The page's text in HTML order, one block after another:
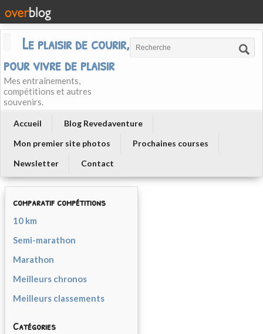
Le plaisir de courir, courir
pour vivre de plaisir
Mes entraînements,
compétitions et autres
souvenirs.
Accueil
Blog Revedaventure
Mon premier site photos
Prochaines courses
Newsletter
Contact
comparatif compétitions
10 km
Semi-marathon
Marathon
Meilleurs chronos
Meilleurs classements
Catégories